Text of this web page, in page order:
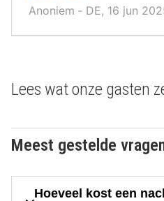
Anoniem ‐ DE, 16 jun
Lees wat onze gasten
Meest gestelde
Hoeveel kost een